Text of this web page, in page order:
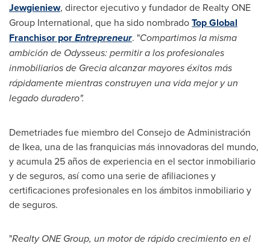
Jewgieniew, director ejecutivo y fundador de Realty ONE
Group International, que ha sido nombradoTop Global
Franchisor porEntrepreneur. "Compartimos la misma
ambición de Odysseus: permitir a los profesionales
inmobiliarios de Grecia alcanzar mayores éxitos más
rápidamente mientras construyen una vida mejor y un
legado duradero".
Demetriades fue miembro del Consejo de Administración
de Ikea, una de las franquicias más innovadoras del mundo,
y acumula 25 años de experiencia en el sector inmobiliario
y de seguros, así como una serie de afiliaciones y
certificaciones profesionales en los ámbitos inmobiliario y
de seguros.
"Realty ONE Group, un motor de rápido crecimiento en el